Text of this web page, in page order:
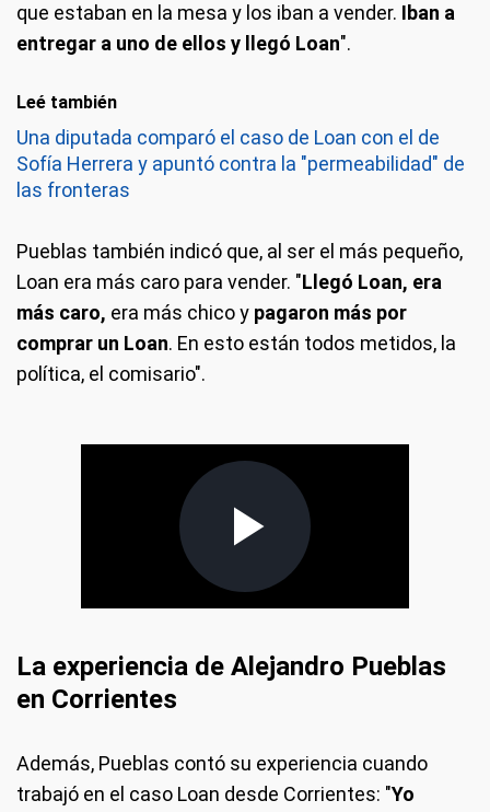
que estaban en la mesa y los iban a vender. Iban a
entregar a uno de ellos y llegó Loan".
Leé también
Una diputada comparó el caso de Loan con el de
Sofía Herrera y apuntó contra la "permeabilidad" de
las fronteras
Pueblas también indicó que, al ser el más pequeño,
Loan era más caro para vender. "Llegó Loan, era
más caro, era más chico y pagaron más por
comprar un Loan. En esto están todos metidos, la
política, el comisario".
La experiencia de Alejandro Pueblas
en Corrientes
Además, Pueblas contó su experiencia cuando
trabajó en el caso Loan desde Corrientes: "Yo